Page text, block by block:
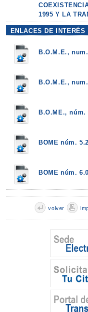
1995 Y LA
ENLACES DE INTERÉS
B.O.M.E.,
B.O.M.E.,
B.O.ME.,
BOME núm.
BOME núm.
volver